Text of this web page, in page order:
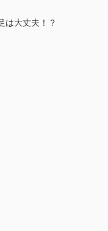
は大丈夫！？